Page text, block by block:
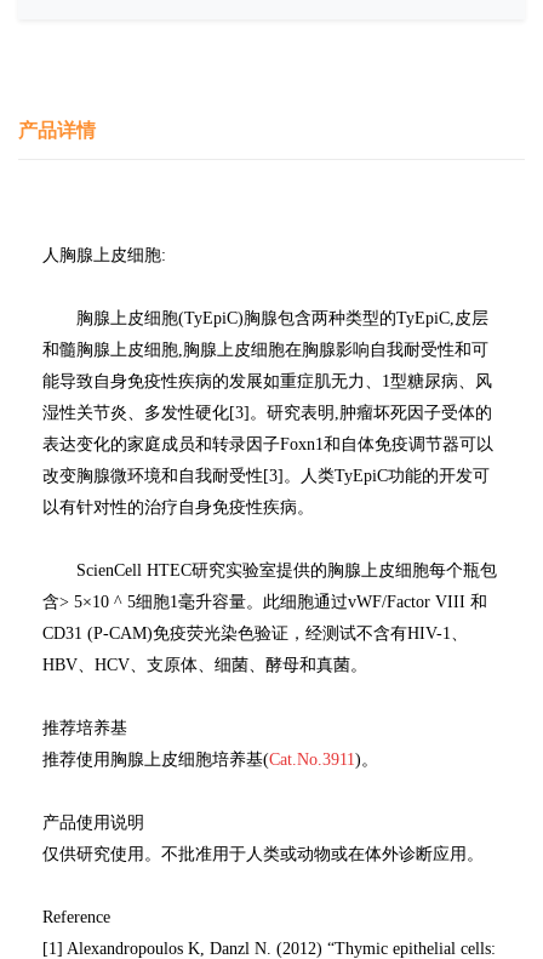
产品详情
人胸腺上皮细胞:
胸腺上皮细胞(TyEpiC)胸腺包含两种类型的TyEpiC,皮层
和髓胸腺上皮细胞,胸腺上皮细胞在胸腺影响自我耐受性和可
能导致自身免疫性疾病的发展如重症肌无力、1型糖尿病、风
湿性关节炎、多发性硬化[3]。研究表明,肿瘤坏死因子受体的
表达变化的家庭成员和转录因子Foxn1和自体免疫调节器可以
改变胸腺微环境和自我耐受性[3]。人类TyEpiC功能的开发可
以有针对性的治疗自身免疫性疾病。
ScienCell HTEC研究实验室提供的胸腺上皮细胞每个瓶包
含> 5×10 ^ 5细胞1毫升容量。此细胞通过vWF/Factor VIII 和
CD31 (P-CAM)免疫荧光染色验证，经测试不含有HIV-1、
HBV、HCV、支原体、细菌、酵母和真菌。
推荐培养基
推荐使用胸腺上皮细胞培养基(Cat.No.3911)。
产品使用说明
仅供研究使用。不批准用于人类或动物或在体外诊断应用。
Reference
[1] Alexandropoulos K, Danzl N. (2012) “Thymic epithelial cells: